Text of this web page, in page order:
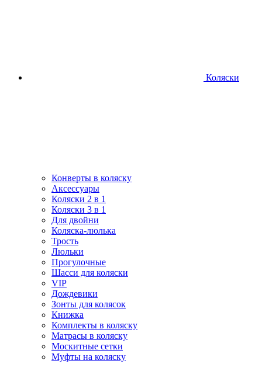
Коляски
Конверты в коляску
Аксессуары
Коляски 2 в 1
Коляски 3 в 1
Для двойни
Коляска-люлька
Трость
Люльки
Прогулочные
Шасси для коляски
VIP
Дождевики
Зонты для колясок
Книжка
Комплекты в коляску
Матрасы в коляску
Москитные сетки
Муфты на коляску